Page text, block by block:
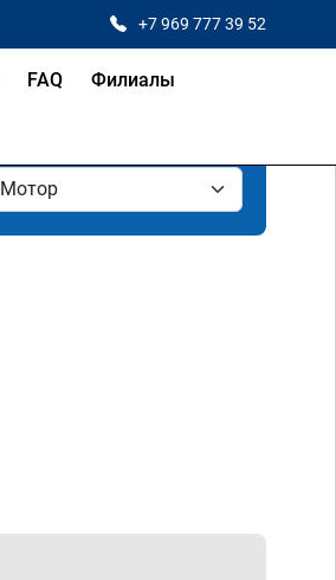
+7 969 777 39 52
FAQ Филиалы